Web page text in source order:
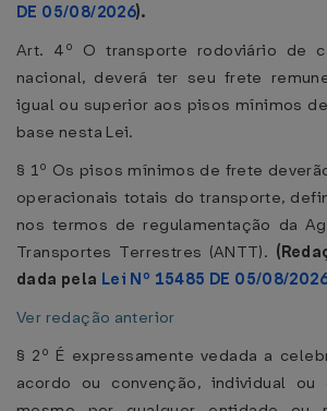
DE 05/08/2026).
Art. 4º O transporte rodoviário de
nacional, deverá ter seu frete
igual ou superior aos pisos mínimos
base nesta Lei.
§ 1º Os pisos mínimos de frete
operacionais totais do transporte,
nos termos de regulamentação da
Transportes Terrestres (ANTT).
dada pela Lei Nº 15485 DE 05/08/
Ver redação anterior
§ 2º É expressamente vedada a
acordo ou convenção, individual ou